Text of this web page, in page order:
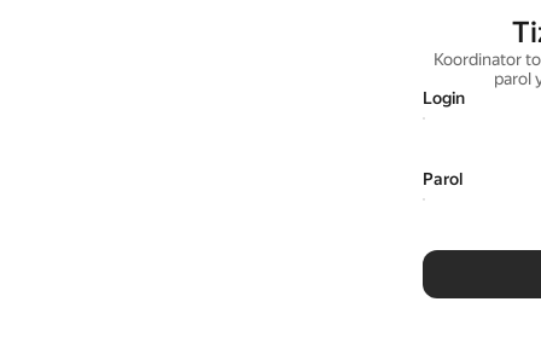
Koordinator
parol
Login
Parol